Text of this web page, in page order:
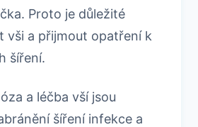
Proto je důležité
vši a přijmout opatření k
šíření.
a léčba vší jsou
šíření infekce a